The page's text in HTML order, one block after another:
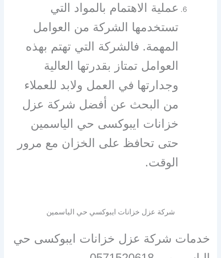
عملية الاهتمام بالمواد التي
تستخدمها الشركة من العوامل
المهمة. فالشركة التي تهتم بهذه
العوامل تمتاز بقدرتها العالية
وجدارتها في العمل ولابد للعملاء
من البحث عن أفضل شركة عزل
خزانات ايبوكسى حي الياسمين
حتى تحافظ على الخزان مع مرور
الوقت.
شركة عزل خزانات ايبوكسي حي الياسمين
خدمات شركة عزل خزانات ايبوكسى حي